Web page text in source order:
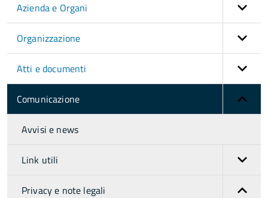
Azienda e Organi
Organizzazione
Atti e documenti
Comunicazione
Avvisi e news
Link utili
Privacy e note legali